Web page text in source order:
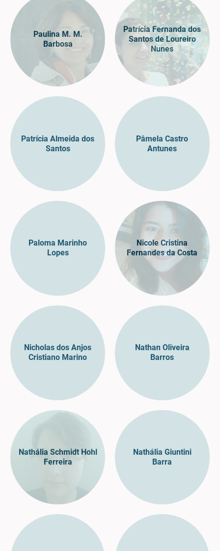
Paulina M. M.
Barbosa
Patrícia Fernanda dos
Santos de Loureiro
Nunes
Patrícia Almeida dos
Santos
Pâmela Castro
Antunes
Paloma Marinho
Lopes
Nicole Cristina
Fernandes da Costa
Nicholas dos Anjos
Cristiano Marino
Nathan Oliveira
Barros
Nathália Schmidt Hohl
Ferreira
Nathália Giuntini
Barra